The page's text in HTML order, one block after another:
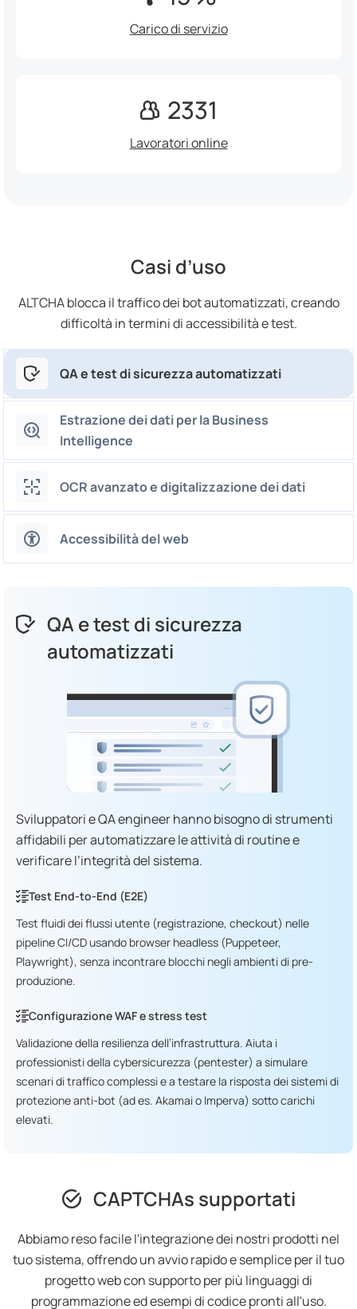
Carico di servizio
2331
Lavoratori online
Casi d’uso
ALTCHA blocca il traffico dei bot automatizzati, creando
difficoltà in termini di accessibilità e test.
QA e test di sicurezza automatizzati
Estrazione dei dati per la Business
Intelligence
OCR avanzato e digitalizzazione dei dati
Accessibilità del web
QA e test di sicurezza
automatizzati
Sviluppatori e QA engineer hanno bisogno di strumenti
affidabili per automatizzare le attività di routine e
verificare l’integrità del sistema.
Test End-to-End (E2E)
Test fluidi dei flussi utente (registrazione, checkout) nelle
pipeline CI/CD usando browser headless (Puppeteer,
Playwright), senza incontrare blocchi negli ambienti di pre-
produzione.
Configurazione WAF e stress test
Validazione della resilienza dell’infrastruttura. Aiuta i
professionisti della cybersicurezza (pentester) a simulare
scenari di traffico complessi e a testare la risposta dei sistemi di
protezione anti-bot (ad es. Akamai o Imperva) sotto carichi
elevati.
CAPTCHAs supportati
Abbiamo reso facile l'integrazione dei nostri prodotti nel
tuo sistema, offrendo un avvio rapido e semplice per il tuo
progetto web con supporto per più linguaggi di
programmazione ed esempi di codice pronti all'uso.